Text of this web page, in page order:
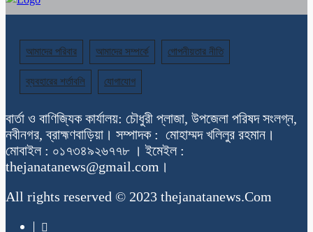
আমাদের পরিবার আমাদের সম্পর্কে গোপনীয়তার নীতি
ব্যবহারের শর্তাবলি যোগাযোগ
বার্তা ও বাণিজ্যিক কার্যালয়: চৌধুরী প্লাজা, উপজেলা পরিষদ সংলগ্ন,
নবীনগর, ব্রাহ্মণবাড়িয়া। সম্পাদক : মোহাম্মদ খলিলুর রহমান।
মোবাইল : ০১৭৩৪৯২৬৭৭৮ । ইমেইল :
thejanatanews@gmail.com।
All rights reserved © 2023 thejanatanews.Com